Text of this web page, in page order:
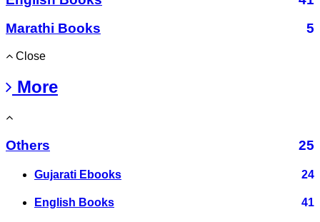
Marathi Books
5
Close
More
Others 25
Gujarati Ebooks 24
English Books 41